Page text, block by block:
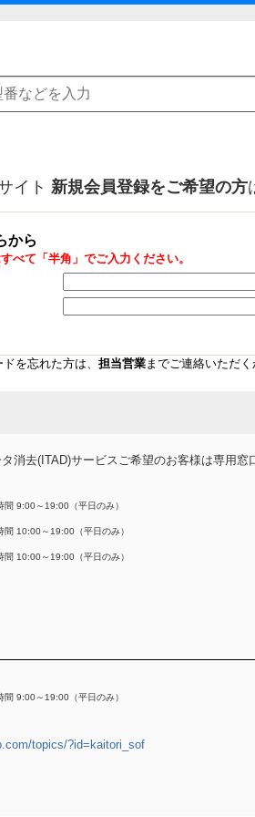
イト 新規会員登録をご希望の方
から
べて「半角」でご入力ください。
ドを忘れた方は、 担当営業までご連絡いただく
去(ITAD)サービスご希望のお客様は専用窓
間 9:00～19:00（平日のみ）
間 10:00～19:00（平日のみ）
間 10:00～19:00（平日のみ）
間 9:00～19:00（平日のみ）
topics/?id=kaitori_sof